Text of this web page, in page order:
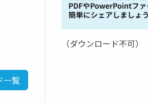
一覧
（ダウンロード不可）